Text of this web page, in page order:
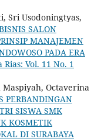
Sri Usodoningtyas,
SALON
MANAJEMEN
PADA ERA
Vol. 11 No. 1
Octaverina
PERBANDINGAN
SISWA SMK
KOSMETIK
DI SURABAYA